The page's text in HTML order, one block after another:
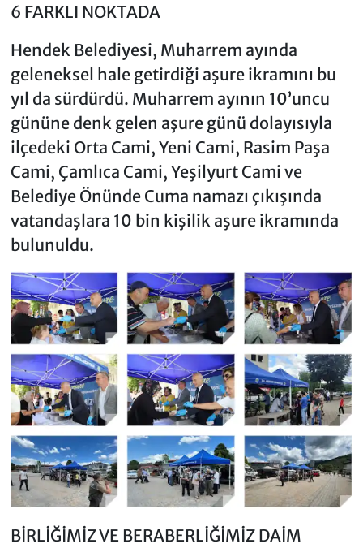
6 FARKLI NOKTADA
Hendek Belediyesi, Muharrem ayında
geleneksel hale getirdiği aşure ikramını bu
yıl da sürdürdü. Muharrem ayının 10’uncu
gününe denk gelen aşure günü dolayısıyla
ilçedeki Orta Cami, Yeni Cami, Rasim Paşa
Cami, Çamlıca Cami, Yeşilyurt Cami ve
Belediye Önünde Cuma namazı çıkışında
vatandaşlara 10 bin kişilik aşure ikramında
bulunuldu.
BİRLİĞİMİZ VE BERABERLİĞİMİZ DAİM